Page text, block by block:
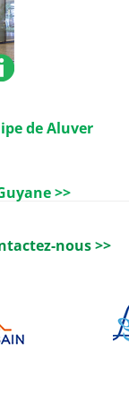
de Aluver
>>
nous >>